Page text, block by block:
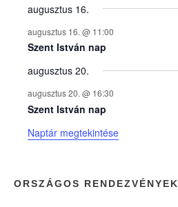
y
e
k
n
a
p
augusztus 16.
augusztus 16. @ 11:00
Szent István nap
augusztus 20.
augusztus 20. @ 16:30
Szent István nap
Naptár megtekintése
ORSZÁGOS RENDEZVÉNYEK